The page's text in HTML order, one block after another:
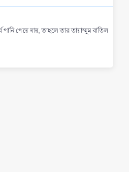
পেয়ে যায়, তাহলে তার তায়াম্মুম বাতিল